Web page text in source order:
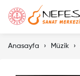
Anasayfa Müzik